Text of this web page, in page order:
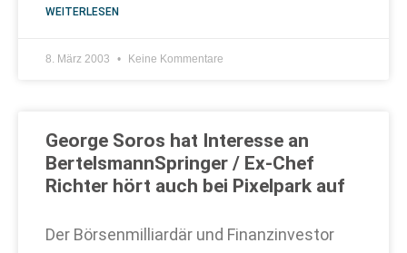
WEITERLESEN
8. März 2003 Keine Kommentare
George Soros hat Interesse an
BertelsmannSpringer / Ex-Chef
Richter hört auch bei Pixelpark auf
Der Börsenmilliardär und Finanzinvestor